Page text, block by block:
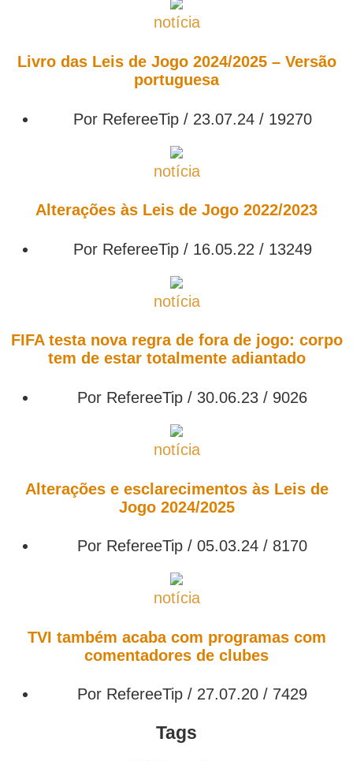
notícia
Livro das Leis de Jogo 2024/2025 – Versão
portuguesa
Por RefereeTip / 23.07.24 / 19270
notícia
Alterações às Leis de Jogo 2022/2023
Por RefereeTip / 16.05.22 / 13249
notícia
FIFA testa nova regra de fora de jogo: corpo
tem de estar totalmente adiantado
Por RefereeTip / 30.06.23 / 9026
notícia
Alterações e esclarecimentos às Leis de
Jogo 2024/2025
Por RefereeTip / 05.03.24 / 8170
notícia
TVI também acaba com programas com
comentadores de clubes
Por RefereeTip / 27.07.20 / 7429
Tags